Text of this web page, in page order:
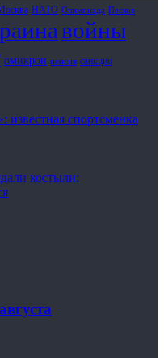
НАТО Олимпиада Песков
войны
омикрон пенсия санкции
известная спортсменка
костыли: